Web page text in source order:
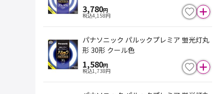
3,780円
税込4,158円
パナソニック パルックプレミア 蛍光灯丸
形 30形 クール色
1,580円
税込1,738円